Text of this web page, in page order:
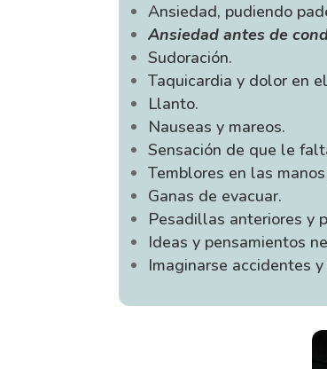
Ansiedad, pudiendo
Ansiedad antes de
Sudoración.
Taquicardia y dolor en
Llanto.
Nauseas y mareos.
Sensación de que le
Temblores en las
Ganas de evacuar.
Pesadillas anteriores y
Ideas y pensamientos
Imaginarse accidentes